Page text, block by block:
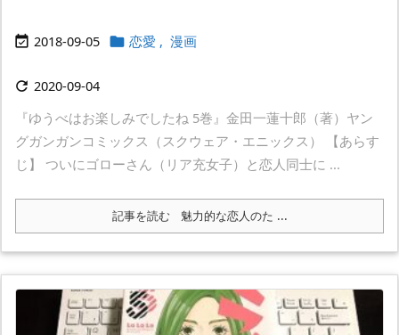
 2018-09-05  恋愛 , 漫画
 2020-09-04
『ゆうべはお楽しみでしたね 5巻』金田一蓮十郎（著）ヤン
グガンガンコミックス（スクウェア・エニックス） 【あらす
じ】 ついにゴローさん（リア充女子）と恋人同士に ...
記事を読む 魅力的な恋人のた ...